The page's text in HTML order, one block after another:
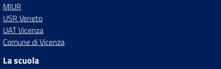
MIUR
USR Veneto
UAT Vicenza
Comune di Vicenza
La scuola